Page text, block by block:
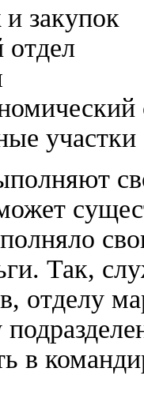
закупок
отдел
участки
Так,
отделу
в